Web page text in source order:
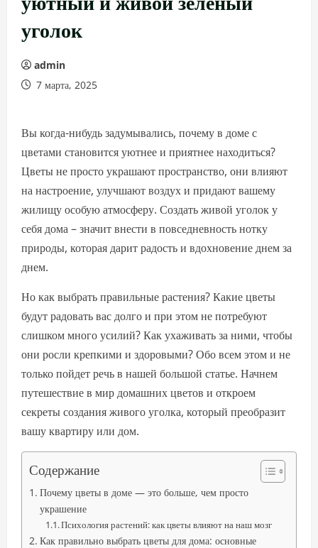
уголок
admin
7 марта, 2025
Вы когда-нибудь задумывались, почему в доме с
цветами становится уютнее и приятнее находиться?
Цветы не просто украшают пространство, они влияют
на настроение, улучшают воздух и придают вашему
жилищу особую атмосферу. Создать живой уголок у
себя дома – значит внести в повседневность нотку
природы, которая дарит радость и вдохновение днем за
днем.
Но как выбрать правильные растения? Какие цветы
будут радовать вас долго и при этом не потребуют
слишком много усилий? Как ухаживать за ними, чтобы
они росли крепкими и здоровыми? Обо всем этом и не
только пойдет речь в нашей большой статье. Начнем
путешествие в мир домашних цветов и откроем
секреты создания живого уголка, который преобразит
вашу квартиру или дом.
Содержание
Почему цветы в доме — это больше, чем просто
украшение
Психология растений: как цветы влияют на наш мозг
Как правильно выбрать цветы для дома: основные